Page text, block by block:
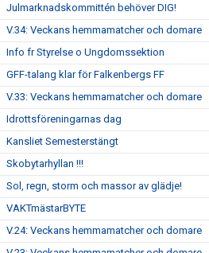
Julmarknadskommittén behöver DIG!
V.34: Veckans hemmamatcher och domare
Info fr Styrelse o Ungdomssektion
GFF-talang klar för Falkenbergs FF
V.33: Veckans hemmamatcher och domare
Idrottsföreningarnas dag
Kansliet Semesterstängt
Skobytarhyllan !!!
Sol, regn, storm och massor av glädje!
VAKTmästarBYTE
V.24: Veckans hemmamatcher och domare